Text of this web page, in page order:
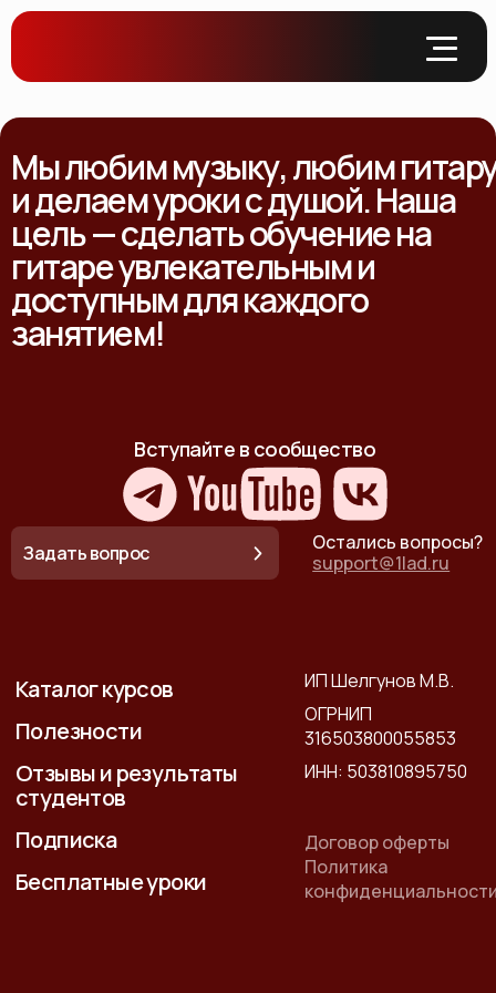
Мы любим музыку, любим
и делаем уроки с душой. Наша
цель — сделать обучение на
гитаре увлекательным и
доступным для каждого
занятием!
Вступайте в сообщество
Остались вопросы?
support@1lad.ru
Задать вопрос
Каталог курсов
Полезности
Отзывы и результаты
студентов
Подписка
Бесплатные уроки
ИП Шелгунов М.В.
ОГРНИП
316503800055853
ИНН: 503810895750
Договор оферты
Политика